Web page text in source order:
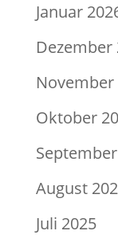
Januar
Dezember
November
Oktober
August
Juli 2025